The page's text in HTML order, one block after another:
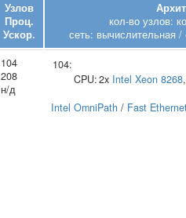
Узлов
Проц.
Ускор.
кол-во узлов:
сеть: вычислительная /
104
208
н/д
104:
CPU:2x Intel Xeon 8268
Intel OmniPath / Fast